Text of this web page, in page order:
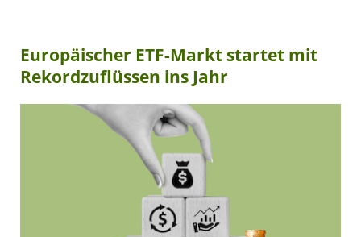
Europäischer ETF-Markt startet mit
Rekordzuflüssen ins Jahr